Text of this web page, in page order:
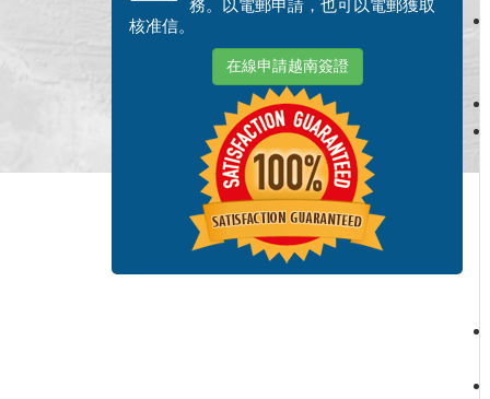
務。以電郵申請，也可以電郵獲取
核准信。
在線申請越南簽證